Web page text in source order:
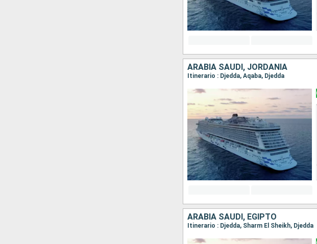
ARABIA SAUDÍ, JORDANIA
Itinerario : Djedda, Aqaba, Djedda
ARABIA SAUDÍ, EGIPTO
Itinerario : Djedda, Sharm El Sheikh, Djedda